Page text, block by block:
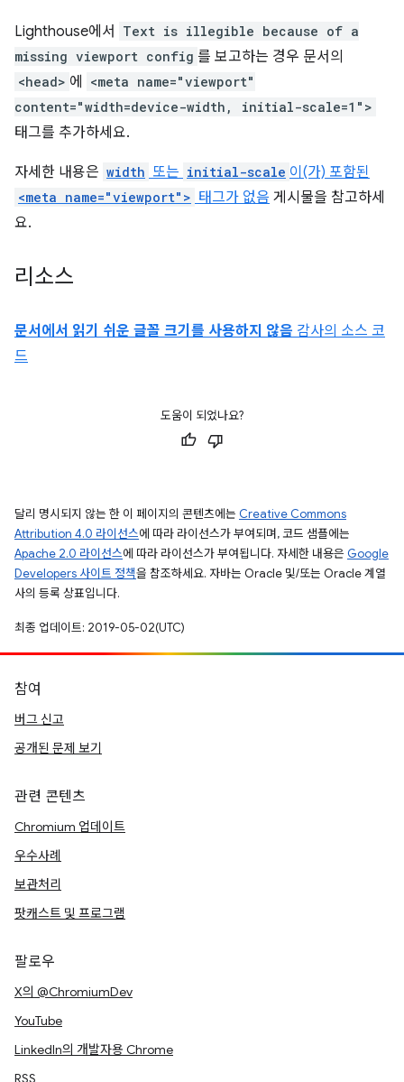
Lighthouse에서
Text is illegible because of a
missing viewport config 를 보고하는 경우 문서의
<head> 에
<meta name="viewport"
content="width=device-width, initial-scale=1">
태그를 추가하세요.
자세한 내용은 width 또는 initial-scale 이(가) 포함된
<meta name="viewport"> 태그가 없음 게시물을 참고하세
요.
리소스
문서에서 읽기 쉬운 글꼴 크기를 사용하지 않음 감사의 소스 코
드
도움이 되었나요?
달리 명시되지 않는 한 이 페이지의 콘텐츠에는 Creative Commons
Attribution 4.0 라이선스에 따라 라이선스가 부여되며, 코드 샘플에는
Apache 2.0 라이선스에 따라 라이선스가 부여됩니다. 자세한 내용은 Google
Developers 사이트 정책을 참조하세요. 자바는 Oracle 및/또는 Oracle 계열
사의 등록 상표입니다.
최종 업데이트: 2019-05-02(UTC)
참여
버그 신고
공개된 문제 보기
관련 콘텐츠
Chromium 업데이트
우수사례
보관처리
팟캐스트 및 프로그램
팔로우
X의 @ChromiumDev
YouTube
LinkedIn의 개발자용 Chrome
RSS